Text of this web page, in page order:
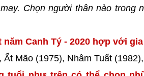
Chọn người thân nào trong
Canh Tý - 2020 hợp với
Mão (1975), Nhâm Tuất